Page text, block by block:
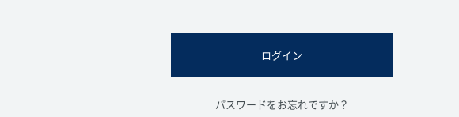
ログイン
パスワードをお忘れですか？